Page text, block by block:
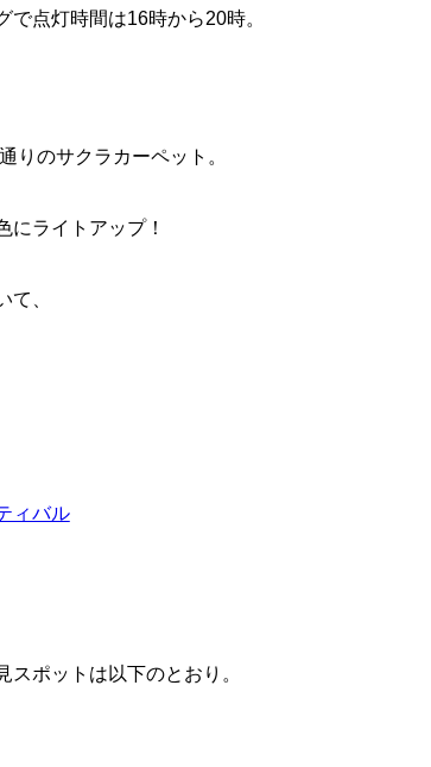
点灯時間は16時から20時。
りのサクラカーペット 。
にライトアップ！
て、
ィバル
ポットは以下のとおり。